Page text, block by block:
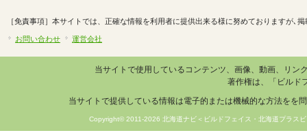
［免責事項］本サイトでは、正確な情報を利用者に提供出来る様に努めておりますが､
お問い合わせ 運営会社
当サイトで使用しているコンテンツ、画像、動画、リ
著作権は、「ビルド
当サイトで提供している情報は電子的または機械的な方法をを
Copyright© 2011-2026 北海道ナビ＜ビルドフェイス・北海道プラ